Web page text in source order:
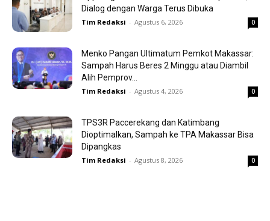
Dialog dengan Warga Terus Dibuka
Tim Redaksi - Agustus 6, 2026 0
Menko Pangan Ultimatum Pemkot Makassar:
Sampah Harus Beres 2 Minggu atau Diambil
Alih Pemprov...
Tim Redaksi - Agustus 4, 2026 0
TPS3R Paccerekang dan Katimbang
Dioptimalkan, Sampah ke TPA Makassar Bisa
Dipangkas
Tim Redaksi - Agustus 8, 2026 0